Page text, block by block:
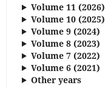
Volume 11 (2026)
Volume 10 (2025)
Volume 9 (2024)
Volume 8 (2023)
Volume 7 (2022)
Volume 6 (2021)
Other years